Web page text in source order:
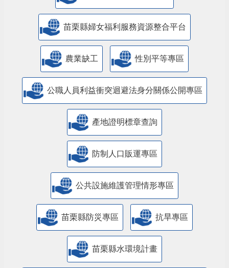
苗栗縣婦女福利服務資源整合平台
農業缺工 性別平等專區
公職人員利益衝突迴避法身分關係公開專區
產地證明標章查詢
防制人口販運專區
​公共設施維護管理情形專區
苗栗縣防災專區 抗旱專區
苗栗縣水環境計畫